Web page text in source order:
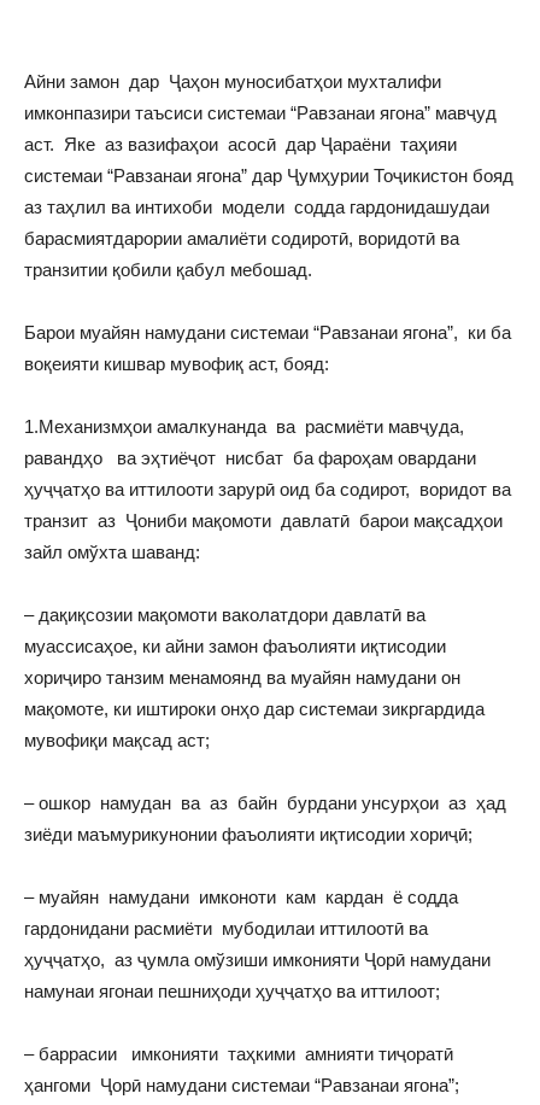
Айни замон дар Ҷаҳон муносибатҳои мухталифи
имконпазири таъсиси системаи “Равзанаи ягона” мавҷуд
аст. Яке аз вазифаҳои асосӣ дар Ҷараёни таҳияи
системаи “Равзанаи ягона” дар Ҷумҳурии Тоҷикистон бояд
аз таҳлил ва интихоби модели содда гардонидашудаи
барасмиятдарории амалиёти содиротӣ, воридотӣ ва
транзитии қобили қабул мебошад.
Барои муайян намудани системаи “Равзанаи ягона”, ки ба
воқеияти кишвар мувофиқ аст, бояд:
1.Механизмҳои амалкунанда ва расмиёти мавҷуда,
равандҳо ва эҳтиёҷот нисбат ба фароҳам овардани
ҳуҷҷатҳо ва иттилооти зарурӣ оид ба содирот, воридот ва
транзит аз Ҷониби мақомоти давлатӣ барои мақсадҳои
зайл омўхта шаванд:
– дақиқсозии мақомоти ваколатдори давлатӣ ва
муассисаҳое, ки айни замон фаъолияти иқтисодии
хориҷиро танзим менамоянд ва муайян намудани он
мақомоте, ки иштироки онҳо дар системаи зикргардида
мувофиқи мақсад аст;
– ошкор намудан ва аз байн бурдани унсурҳои аз ҳад
зиёди маъмурикунонии фаъолияти иқтисодии хориҷӣ;
– муайян намудани имконоти кам кардан ё содда
гардонидани расмиёти мубодилаи иттилоотӣ ва
ҳуҷҷатҳо, аз ҷумла омўзиши имконияти Ҷорӣ намудани
намунаи ягонаи пешниҳоди ҳуҷҷатҳо ва иттилоот;
– баррасии имконияти таҳкими амнияти тиҷоратӣ
ҳангоми Ҷорӣ намудани системаи “Равзанаи ягона”;